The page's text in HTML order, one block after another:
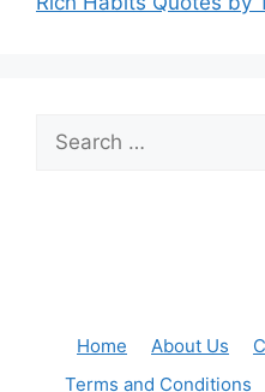
Search
for:
Home About Us
Terms and Conditions